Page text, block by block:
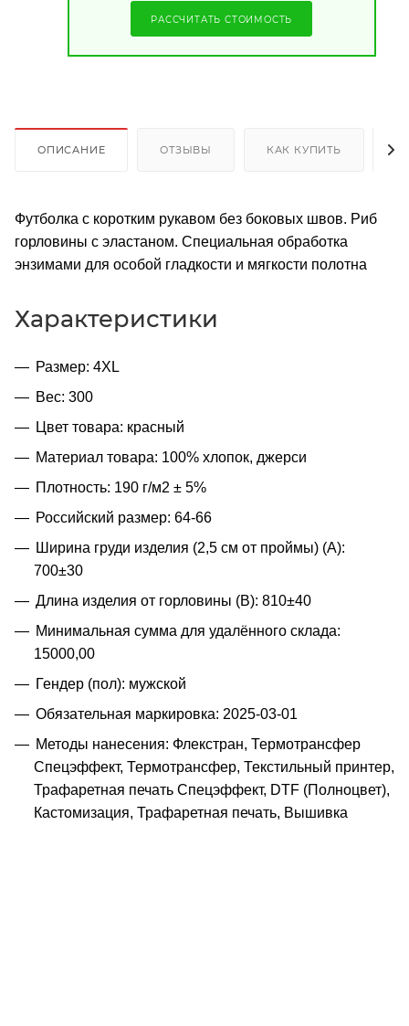
РАССЧИТАТЬ СТОИМОСТЬ
ОПИСАНИЕ ОТЗЫВЫ КАК КУПИТЬ
Футболка с коротким рукавом без боковых швов. Риб
горловины с эластаном. Специальная обработка
энзимами для особой гладкости и мягкости полотна
Характеристики
Размер: 4XL
Вес: 300
Цвет товара: красный
Материал товара: 100% хлопок, джерси
Плотность: 190 г/м2 ± 5%
Российский размер: 64-66
Ширина груди изделия (2,5 см от проймы) (A):
700±30
Длина изделия от горловины (B): 810±40
Минимальная сумма для удалённого склада:
15000,00
Гендер (пол): мужской
Обязательная маркировка: 2025-03-01
Методы нанесения: Флекстран, Термотрансфер
Спецэффект, Термотрансфер, Текстильный принтер,
Трафаретная печать Спецэффект, DTF (Полноцвет),
Кастомизация, Трафаретная печать, Вышивка